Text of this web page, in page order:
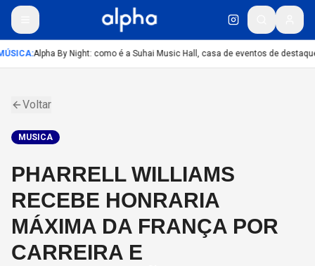
:Alpha By Night: como é a Suhai Music Hall, casa de eventos de
Voltar
MUSICA
PHARRELL WILLIAMS
RECEBE HONRARIA
MÁXIMA DA FRANÇA POR
CARREIRA E